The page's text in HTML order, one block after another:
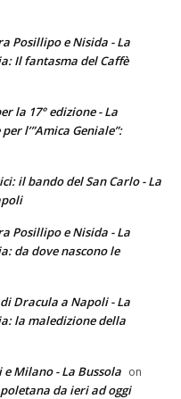
Posillipo e Nisida - La
Il fantasma del Caffè
la 17° edizione - La
l’”Amica Geniale”:
il bando del San Carlo - La
Posillipo e Nisida - La
da dove nascono le
Dracula a Napoli - La
la maledizione della
Milano - La Bussola on
da ieri ad oggi